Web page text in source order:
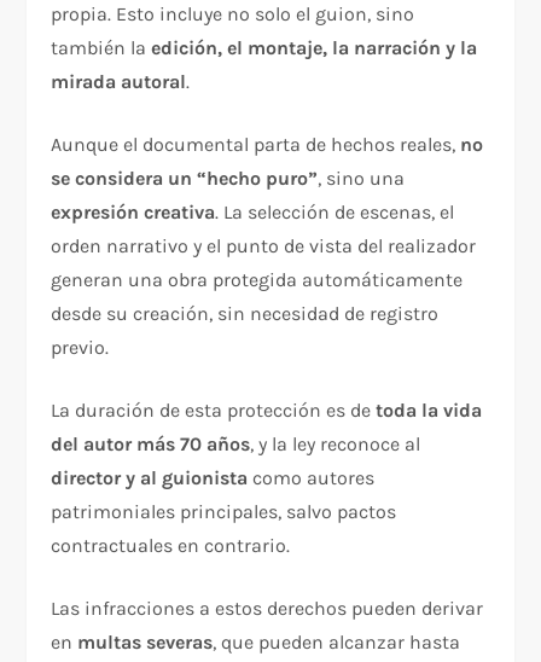
propia. Esto incluye no solo el guion, sino
también laedición, el montaje, la narración y la
mirada autoral.
Aunque el documental parta de hechos reales, no
se considera un “hecho puro”, sino una
expresión creativa. La selección de escenas, el
orden narrativo y el punto de vista del realizador
generan una obra protegida automáticamente
desde su creación, sin necesidad de registro
previo.
La duración de esta protección es detoda la vida
del autor más 70 años, y la ley reconoce al
director y al guionista como autores
patrimoniales principales, salvo pactos
contractuales en contrario.
Las infracciones a estos derechos pueden derivar
en multas severas, que pueden alcanzar hasta